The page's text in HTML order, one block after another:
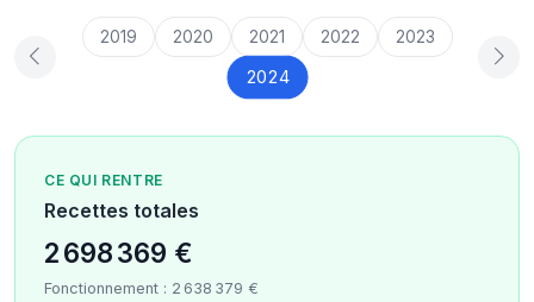
2019 2020 2021 2022 2023
2024
CE QUI RENTRE
Recettes totales
2 698 369 €
Fonctionnement : 2 638 379 €